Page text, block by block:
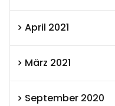
April 2021
März 2021
September 2020